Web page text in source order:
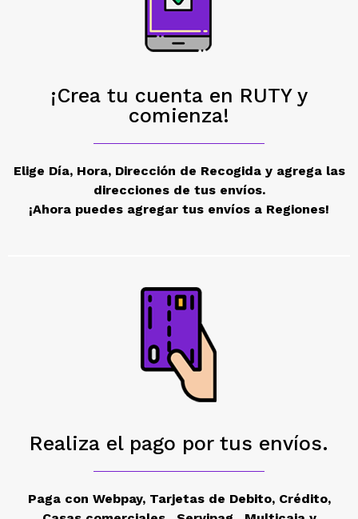
¡Crea tu cuenta en RUTY y
comienza!
Elige Día, Hora, Dirección de Recogida y agrega las
direcciones de tus envíos.
¡Ahora puedes agregar tus envíos a Regiones!
Realiza el pago por tus envíos.
Paga con Webpay, Tarjetas de Debito, Crédito,